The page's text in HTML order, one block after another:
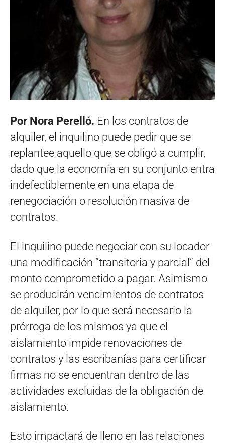
Por Nora Perelló. En los contratos de
alquiler, el inquilino puede pedir que se
replantee aquello que se obligó a cumplir,
dado que la economía en su conjunto entra
indefectiblemente en una etapa de
renegociación o resolución masiva de
contratos.
El inquilino puede negociar con su locador
una modificación “transitoria y parcial” del
monto comprometido a pagar. Asimismo
se producirán vencimientos de contratos
de alquiler, por lo que será necesario la
prórroga de los mismos ya que el
aislamiento impide renovaciones de
contratos y las escribanías para certificar
firmas no se encuentran dentro de las
actividades excluidas de la obligación de
aislamiento.
Esto impactará de lleno en las relaciones